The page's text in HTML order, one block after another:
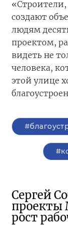
создают
людям
проектом,
видеть не
человека,
этой улице
Сергей
проекты
рост